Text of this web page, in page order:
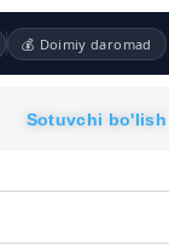
💰 Doimiy daromad
Sotuvchi bo'lish